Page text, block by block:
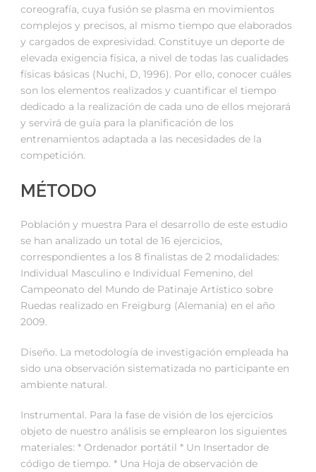
coreografía, cuya fusión se plasma en movimientos
complejos y precisos, al mismo tiempo que elaborados
y cargados de expresividad. Constituye un deporte de
elevada exigencia física, a nivel de todas las cualidades
físicas básicas (Nuchi, D, 1996). Por ello, conocer cuáles
son los elementos realizados y cuantificar el tiempo
dedicado a la realización de cada uno de ellos mejorará
y servirá de guía para la planificación de los
entrenamientos adaptada a las necesidades de la
competición.
MÉTODO
Población y muestra Para el desarrollo de este estudio
se han analizado un total de 16 ejercicios,
correspondientes a los 8 finalistas de 2 modalidades:
Individual Masculino e Individual Femenino, del
Campeonato del Mundo de Patinaje Artístico sobre
Ruedas realizado en Freigburg (Alemania) en el año
2009.
Diseño. La metodología de investigación empleada ha
sido una observación sistematizada no participante en
ambiente natural.
Instrumental. Para la fase de visión de los ejercicios
objeto de nuestro análisis se emplearon los siguientes
materiales: * Ordenador portátil * Un Insertador de
código de tiempo. * Una Hoja de observación de